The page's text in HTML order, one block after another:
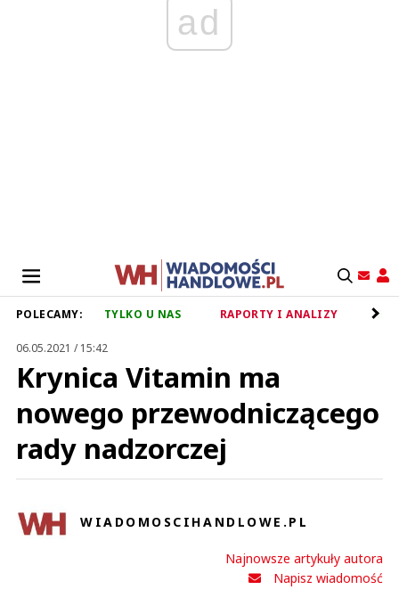
ad
POLECAMY: TYLKO U NAS RAPORTY I ANALIZY
06.05.2021 / 15:42
Krynica Vitamin ma
nowego przewodniczącego
rady nadzorczej
WIADOMOSCIHANDLOWE.PL
Najnowsze artykuły autora
Napisz wiadomość